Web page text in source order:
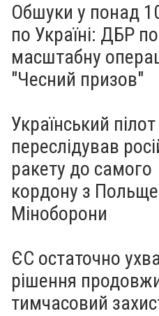
Обшуки у понад
по Україні: ДБР
масштабну
"Чесний призов"
Український пілот
переслідував
ракету до самого
кордону з
Міноборони
ЄС остаточно
рішення
тимчасовий